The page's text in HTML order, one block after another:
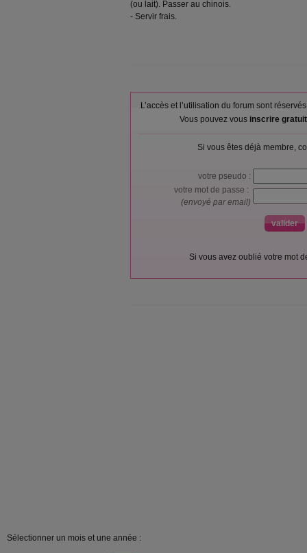
(ou lait). Passer au chinois.
- Servir frais.
L’accès et l’utilisation du forum sont
Vous pouvez vous inscrire
Si vous êtes déjà membre,
votre pseudo :
votre mot de passe :
(envoyé par email)
Si vous avez oublié votre mot
Sélectionner un mois et une année :